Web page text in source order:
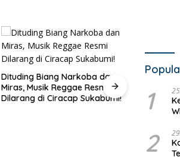
Dituding Biang Narkoba dan
Miras, Musik Reggae Resmi
Dilarang di Ciracap Sukabumi!
Sambut
Nagrak
dan
dalam
1
2